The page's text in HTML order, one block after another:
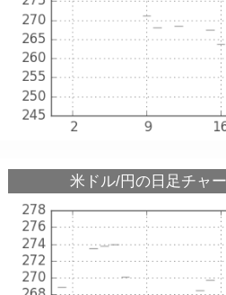
米ドル/円の日足チャ